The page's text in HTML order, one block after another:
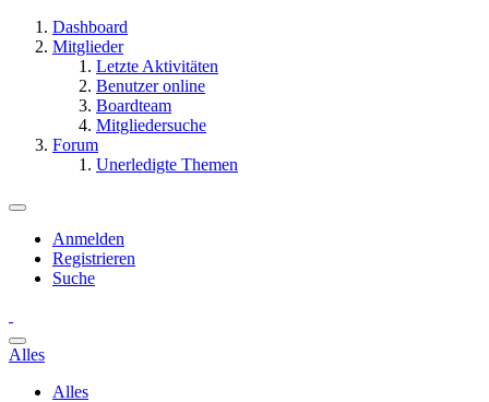
Dashboard
Mitglieder
Letzte Aktivitäten
Benutzer online
Boardteam
Mitgliedersuche
Forum
Unerledigte Themen
Anmelden
Registrieren
Suche
Alles
Alles